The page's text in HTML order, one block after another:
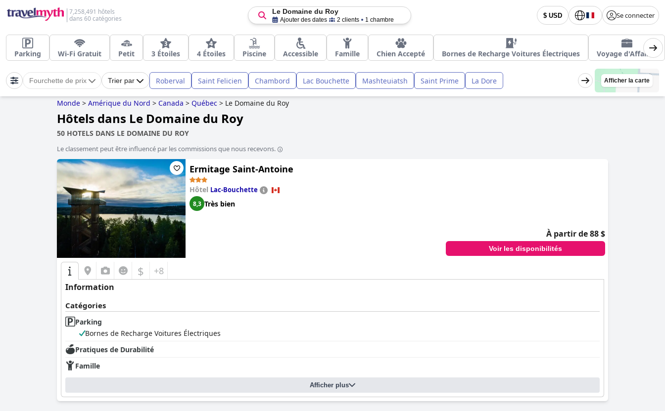
7,258,491 hôtels
dans 60 catégories
$ USD Se connecter
Le Domaine du Roy
Ajouter des dates 2 clients 1 chambre
Parking Wi-Fi Gratuit Petit 3 Étoiles 4 Étoiles Piscine Accessible Famille Chien Accepté Bornes de Recharge Voitures Électriques Voyage d'Affaires
Fourchette de prix Trier par Roberval Saint Felicien Chambord Lac Bouchette Mashteuiatsh Saint Prime La Dore Afficher la carte
Monde > Amérique du Nord > Canada > Québec > Le Domaine du Roy
Hôtels dans Le Domaine du Roy
50 HOTELS DANS LE DOMAINE DU ROY
Le classement peut être influencé par les commissions que nous recevons.
Ermitage Saint-Antoine
Hôtel Lac-Bouchette
8,3 Très bien
À partir de 88 $
Voir les disponibilités
$ +8
Information
Catégories
Parking
Bornes de Recharge Voitures Électriques
Pratiques de Durabilité
Famille
Afficher plus